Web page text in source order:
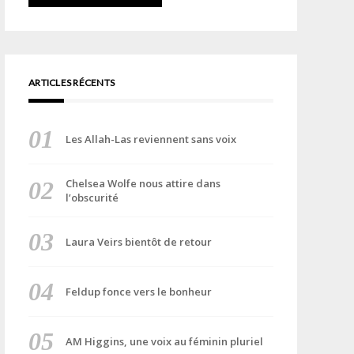
ARTICLES RÉCENTS
Les Allah-Las reviennent sans voix
Chelsea Wolfe nous attire dans
l’obscurité
Laura Veirs bientôt de retour
Feldup fonce vers le bonheur
AM Higgins, une voix au féminin pluriel